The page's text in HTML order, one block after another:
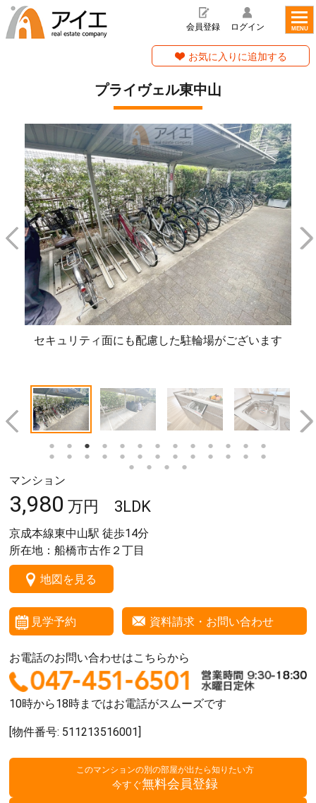
MENU
会員登録 ログイン
お気に入りに追加する
プライヴェル東中山
豊かな生活を実現する充実の共有施設
マンション
3,980 万円 3LDK
京成本線東中山駅 徒歩14分
所在地：船橋市古作２丁目
地図を見る
見学予約 資料請求・お問い合わせ
お電話のお問い合わせはこちらから
10時から18時まではお電話がスムーズです
[物件番号: 511213516001]
このマンションの別の部屋が出たら知りたい方
今すぐ無料会員登録